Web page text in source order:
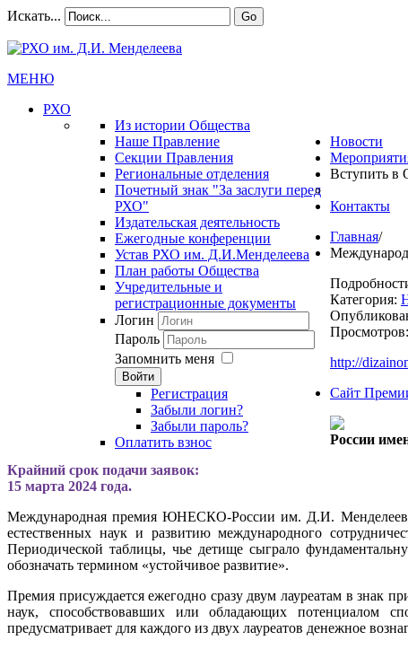
Искать... Go
МЕНЮ
РХО
Из истории Общества
Наше Правление
Секции Правления
Региональные отделения
Почетный знак "За заслуги перед
РХО"
Издательская деятельность
Ежегодные конференции
Устав РХО им. Д.И.Менделеева
План работы Общества
Учредительные и
регистрационные документы
Новости
Вступить в
Логин
Пароль
Запомнить меня
Войти
Регистрация
Забыли логин?
Забыли пароль?
Оплатить взнос
Контакты
Главная/
Категория:
http://
Сайт
России
Крайний срок подачи заявок:
15 марта 2024 года.
Международная премия ЮНЕСКО-России им. Д.И. Менделеева
естественных наук и развитию международного
Периодической таблицы, чье детище сыграло
обозначать термином «устойчивое развитие».
Премия присуждается ежегодно сразу двум лауреатам в
наук, способствовавших или обладающих потенциалом
предусматривает для каждого из двух лауреатов денежное